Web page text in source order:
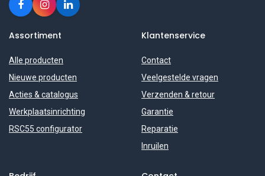
Assortiment
Alle producten
Nieuwe producten
Acties & catalogus
Werkplaatsinrichting
RSC55 configurator
Klantenservice
Contact
Veelgestelde vragen
Verzenden & retour
Garantie
Reparatie
Inruilen